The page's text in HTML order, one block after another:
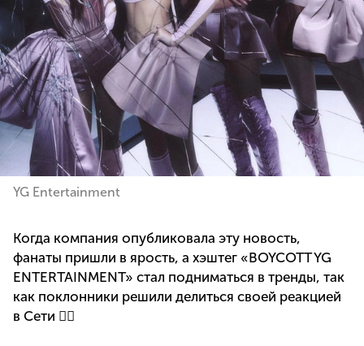
YG Entertainment
Когда компания опубликовала эту новость,
фанаты пришли в ярость, а хэштег «BOYCOTT YG
ENTERTAINMENT» стал подниматься в тренды, так
как поклонники решили делиться своей реакцией
в Сети 👇🏼